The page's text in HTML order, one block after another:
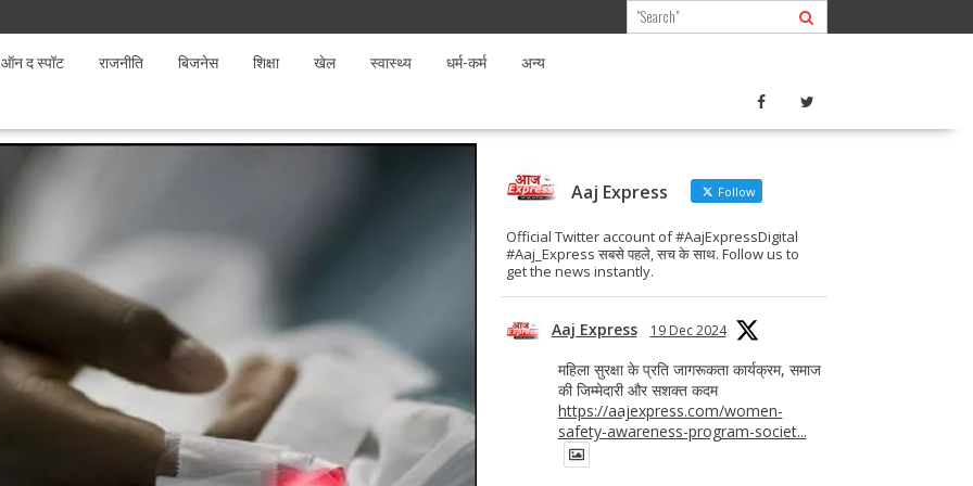
ऑन द स्पॉट राजनीति बिजनेस शिक्षा खेल स्वास्थ्य धर्म-कर्म अन्य
Aaj Express Follow
Official Twitter account of #AajExpressDigital
#Aaj_Express सबसे पहले, सच के साथ. Follow us to
get the news instantly.
Aaj Express 19 Dec 2024
महिला सुरक्षा के प्रति जागरूकता कार्यक्रम, समाज
की जिम्मेदारी और सशक्त कदम
https://aajexpress.com/women-
safety-awareness-program-societ...